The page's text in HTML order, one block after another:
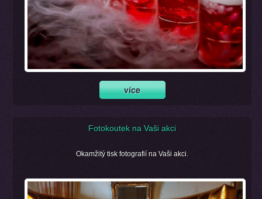
Fotokoutek na Vaši akci
Okamžitý tisk fotografií na Vaši akci.